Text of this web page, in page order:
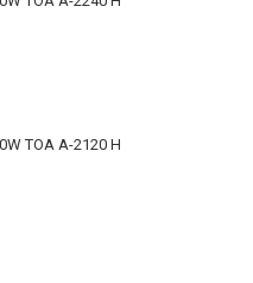
amply, mixer, loa, micro,
khẩu của những thương
chính hãng. Đến với chúng tôi
TOA A-2120 H